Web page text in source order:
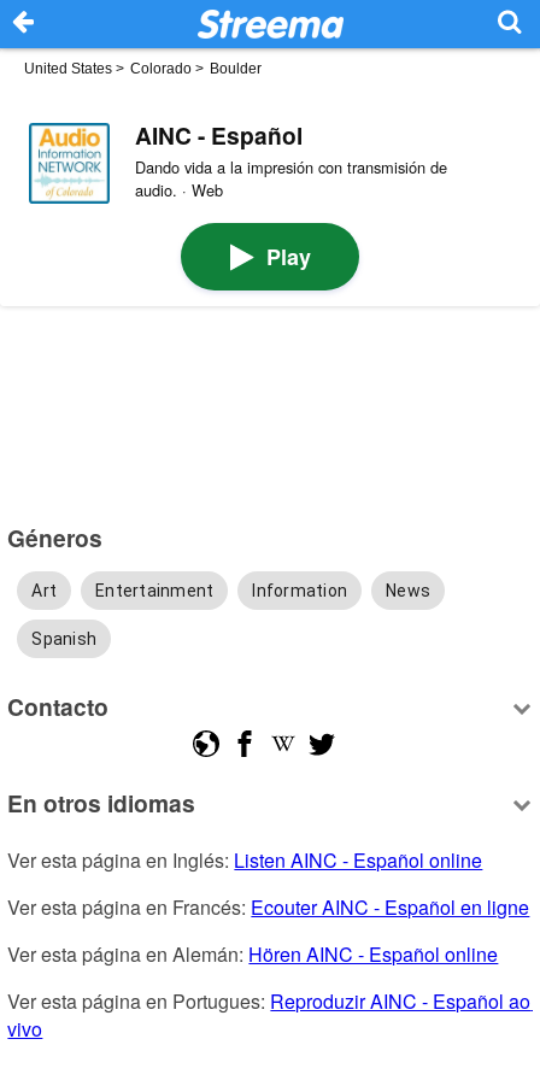
United States > Colorado > Boulder
AINC - Español
Dando vida a la impresión con transmisión de
audio. · Web
Play
Géneros
Art Entertainment Information News
Spanish
Contacto
En otros idiomas
Ver esta página en Inglés: Listen AINC - Español online
Ver esta página en Francés: Ecouter AINC - Español en ligne
Ver esta página en Alemán: Hören AINC - Español online
Ver esta página en Portugues: Reproduzir AINC - Español ao
vivo